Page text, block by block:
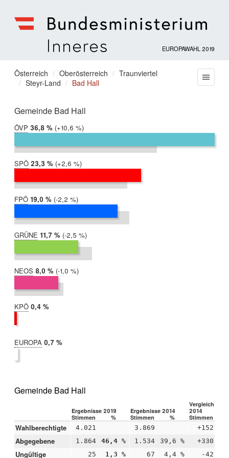
für
Inneres
EUROPAWAHL 2019
Sie
befinden
hier:
Österreich Oberösterreich
Traunviertel
Steyr-Land
Bad Hall
Gemeinde Bad Hall
ÖVP 2019:
36,8 %
2014:
26,2 %
Differenz:
+10,6 %
SPÖ 2019:
23,3 %
2014:
20,7 %
Differenz:
+2,6 %
FPÖ 2019:
19,0 %
2014:
21,1 %
Differenz:
-2,2 %
GRÜNE 2019:
11,7 %
2014:
14,2 %
Differenz:
-2,5 %
NEOS 2019:
8,0 %
2014:
9,0 %
Differenz:
-1,0 %
KPÖ 2019:
0,4 %
EUROPA 2019:
0,7 %
Gemeinde Bad Hall
Ergebnisse 2019 Ergebnisse 2014
Vergleich
2014
Stimmen
% Stimmen % Stimmen
Wahlberechtigte 4.021 3.869 +152
Abgegebene 1.864 46,4 % 1.534 39,6 % +330
Ungültige 25 1,3 % 67 4,4 % -42